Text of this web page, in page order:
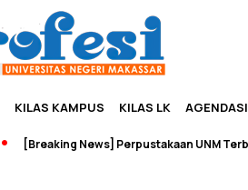
KILAS KAMPUS KILAS LK
[Breaking News] Perpustakaan UNM